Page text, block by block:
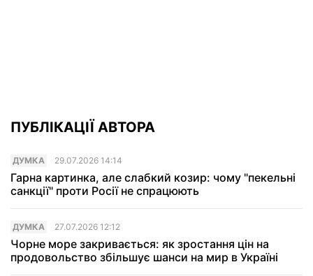
ПУБЛІКАЦІЇ АВТОРА
ДУМКА 29.07.2026 14:14
Гарна картинка, але слабкий козир: чому "пекельні
санкції" проти Росії не спрацюють
ДУМКА 27.07.2026 12:12
Чорне море закривається: як зростання цін на
продовольство збільшує шанси на мир в Україні